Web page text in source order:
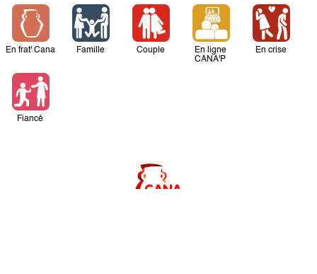
En frat' Cana Famille Couple
En ligne
CANA'P
En crise
Fiancé